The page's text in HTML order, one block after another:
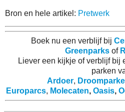
Bron en hele artikel: Pretwerk
Boek nu een verblijf bij
Greenparksof
Liever een kijkje of verblijf bij
parken
Ardoer,
Europarcs, Molecaten, Oasis,